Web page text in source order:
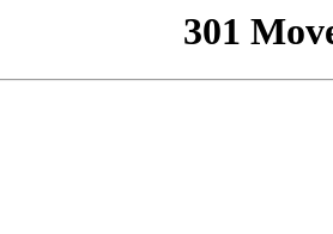
301